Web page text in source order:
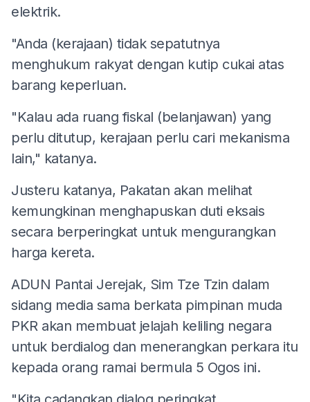
elektrik.
"Anda (kerajaan) tidak sepatutnya
menghukum rakyat dengan kutip cukai atas
barang keperluan.
"Kalau ada ruang fiskal (belanjawan) yang
perlu ditutup, kerajaan perlu cari mekanisma
lain," katanya.
Justeru katanya, Pakatan akan melihat
kemungkinan menghapuskan duti eksais
secara berperingkat untuk mengurangkan
harga kereta.
ADUN Pantai Jerejak, Sim Tze Tzin dalam
sidang media sama berkata pimpinan muda
PKR akan membuat jelajah keliling negara
untuk berdialog dan menerangkan perkara itu
kepada orang ramai bermula 5 Ogos ini.